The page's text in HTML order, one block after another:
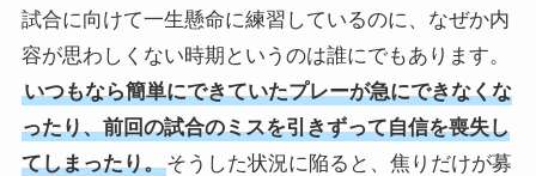
試合に向けて一生懸命に練習しているのに、なぜか内
容が思わしくない時期というのは誰にでもあります。
いつもなら簡単にできていたプレーが急にできなくな
ったり、前回の試合のミスを引きずって自信を喪失し
てしまったり。そうした状況に陥ると、焦りだけが募